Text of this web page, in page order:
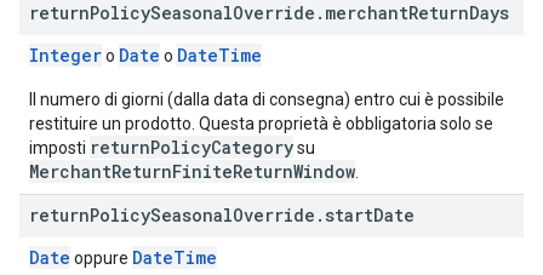
returnPolicySeasonalOverride . merchantReturnDays
Integero Date o DateTime
Il numero di giorni (dalla data di consegna) entro cui è possibile
restituire un prodotto. Questa proprietà è obbligatoria solo se
imposti returnPolicyCategorysu
MerchantReturnFiniteReturnWindow
returnPolicySeasonalOverride . startDate
Date oppure DateTime